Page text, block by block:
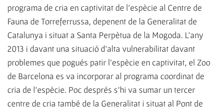
programa de cria en captivitat de l’espècie al Centre de
Fauna de Torreferrussa, depenent de la Generalitat de
Catalunya i situat a Santa Perpètua de la Mogoda. L’any
2013 i davant una situació d’alta vulnerabilitat davant
problemes que pogués patir l’espècie en captivitat, el Zoo
de Barcelona es va incorporar al programa coordinat de
cria de l’espècie. Poc després s’hi va sumar un tercer
centre de cria també de la Generalitat i situat al Pont de